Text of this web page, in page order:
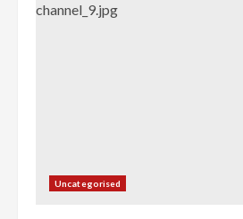
н
Uncategorised